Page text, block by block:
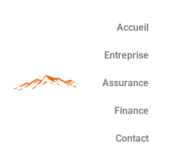
Accueil
Entreprise
Assurance
Finance
Contact